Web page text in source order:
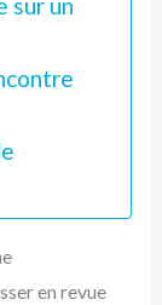
sur un
en revue